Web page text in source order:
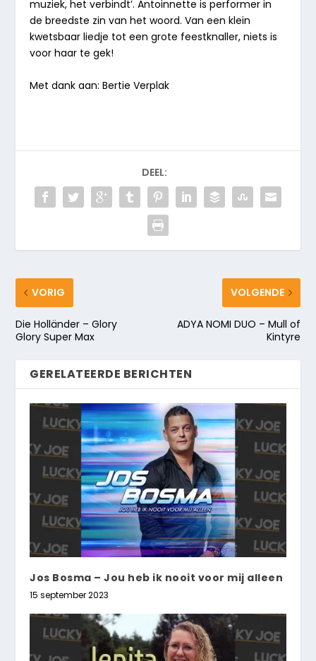
muziek, het verbindt’. Antoinnette is performer in
de breedste zin van het woord. Van een klein
kwetsbaar liedje tot een grote feestknaller, niets is
voor haar te gek!
Met dank aan: Bertie Verplak
DEEL:
VORIG
Die Holländer – Glory
Glory Super Max
VOLGENDE
ADYA NOMI DUO – Mull of
Kintyre
GERELATEERDE BERICHTEN
Jos Bosma – Jou heb ik nooit voor mij alleen
15 september 2023